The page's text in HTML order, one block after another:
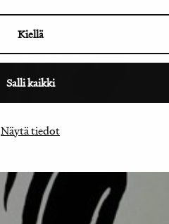
Kiellä
Salli kaikki
Näytä tiedot